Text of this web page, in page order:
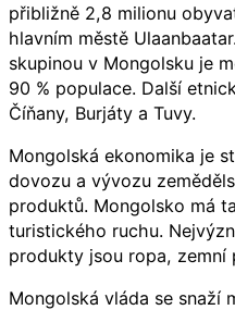
přibližně 2,8 milionu
hlavním městě
skupinou v Mongolsku je
90 % populace. Další
Číňany, Burjáty a Tuvy.
Mongolská ekonomika je
dovozu a vývozu
produktů. Mongolsko má
turistického ruchu.
produkty jsou ropa, zemní
Mongolská vláda se snaží